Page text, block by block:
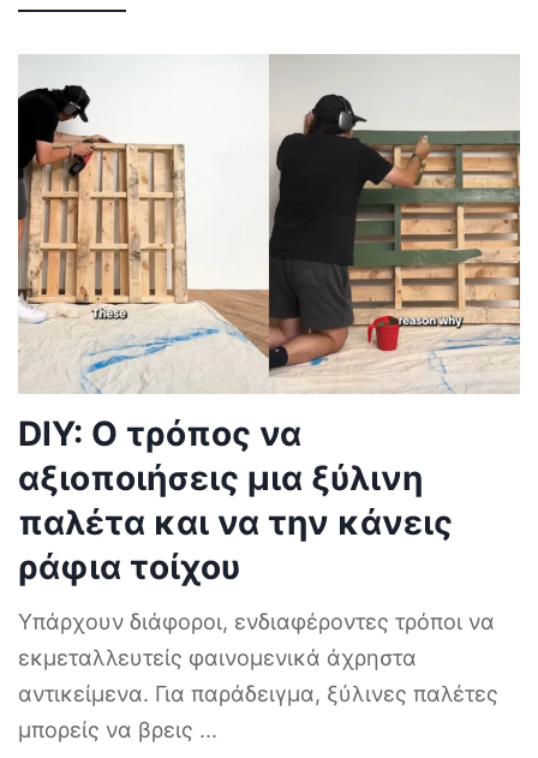
DIY: Ο τρόπος να
αξιοποιήσεις μια ξύλινη
παλέτα και να την κάνεις
ράφια τοίχου
Υπάρχουν διάφοροι, ενδιαφέροντες τρόποι να
εκμεταλλευτείς φαινομενικά άχρηστα
αντικείμενα. Για παράδειγμα, ξύλινες παλέτες
μπορείς να βρεις ...